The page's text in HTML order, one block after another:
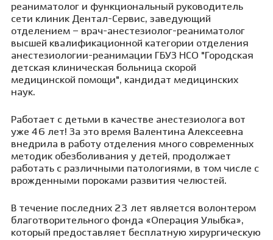
реаниматолог и функциональный руководитель
сети клиник Дентал-Сервис, заведующий
отделением – врач-анестезиолог-реаниматолог
высшей квалификационной категории отделения
анестезиологии-реанимации ГБУЗ НСО "Городская
детская клиническая больница скорой
медицинской помощи", кандидат медицинских
наук.
Работает с детьми в качестве анестезиолога вот
уже 46 лет! За это время Валентина Алексеевна
внедрила в работу отделения много современных
методик обезболивания у детей, продолжает
работать с различными патологиями, в том числе с
врожденными пороками развития челюстей.
В течение последних 23 лет является волонтером
благотворительного фонда «Операция Улыбка»,
который предоставляет бесплатную хирургическую